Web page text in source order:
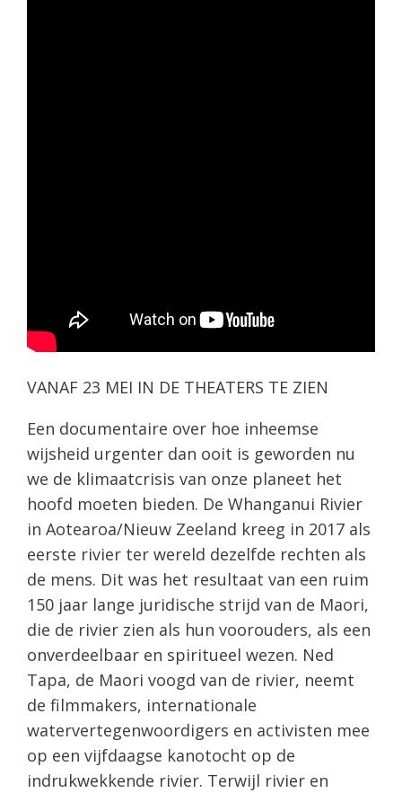
VANAF 23 MEI IN DE THEATERS TE ZIEN
Een documentaire over hoe inheemse
wijsheid urgenter dan ooit is geworden nu
we de klimaatcrisis van onze planeet het
hoofd moeten bieden. De Whanganui Rivier
in Aotearoa/Nieuw Zeeland kreeg in 2017 als
eerste rivier ter wereld dezelfde rechten als
de mens. Dit was het resultaat van een ruim
150 jaar lange juridische strijd van de Maori,
die de rivier zien als hun voorouders, als een
onverdeelbaar en spiritueel wezen. Ned
Tapa, de Maori voogd van de rivier, neemt
de filmmakers, internationale
watervertegenwoordigers en activisten mee
op een vijfdaagse kanotocht op de
indrukwekkende rivier. Terwijl rivier en